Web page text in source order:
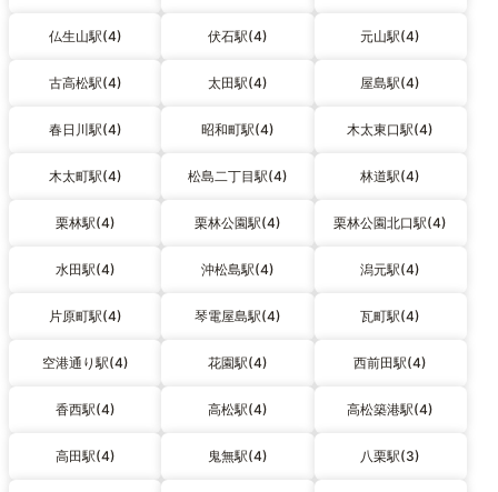
仏生山駅(4) 伏石駅(4) 元山駅(4)
古高松駅(4) 太田駅(4) 屋島駅(4)
春日川駅(4) 昭和町駅(4) 木太東口駅(4)
木太町駅(4) 松島二丁目駅(4) 林道駅(4)
栗林駅(4) 栗林公園駅(4) 栗林公園北口駅(4)
水田駅(4) 沖松島駅(4) 潟元駅(4)
片原町駅(4) 琴電屋島駅(4) 瓦町駅(4)
空港通り駅(4) 花園駅(4) 西前田駅(4)
香西駅(4) 高松駅(4) 高松築港駅(4)
高田駅(4) 鬼無駅(4) 八栗駅(3)